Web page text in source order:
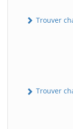
Trouver
Trouver